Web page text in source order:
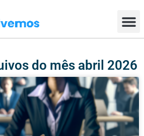
do mês abril 2026